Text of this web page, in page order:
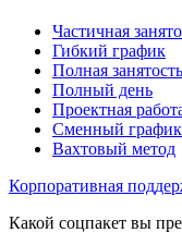
Частичная
Гибкий график
Полная занятость
Полный день
Проектная
Сменный график
Вахтовый метод
Корпоративная
Какой соцпакет вы